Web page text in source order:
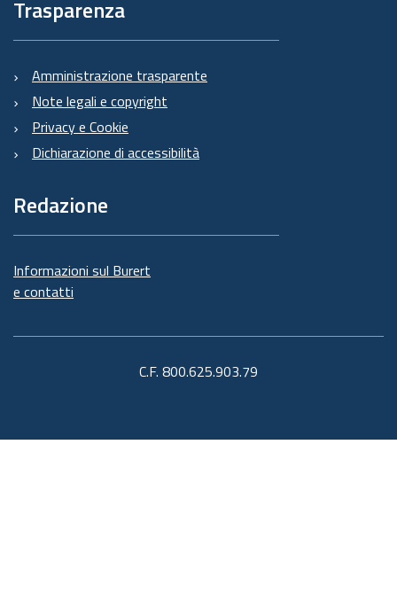
Trasparenza
Amministrazione trasparente
Note legali e copyright
Privacy e Cookie
Dichiarazione di accessibilità
Redazione
Informazioni sul Burert
e contatti
C.F. 800.625.903.79